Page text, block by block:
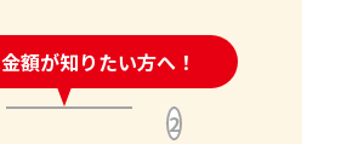
額が知りたい方へ！
中!問い合わせフォーム
2